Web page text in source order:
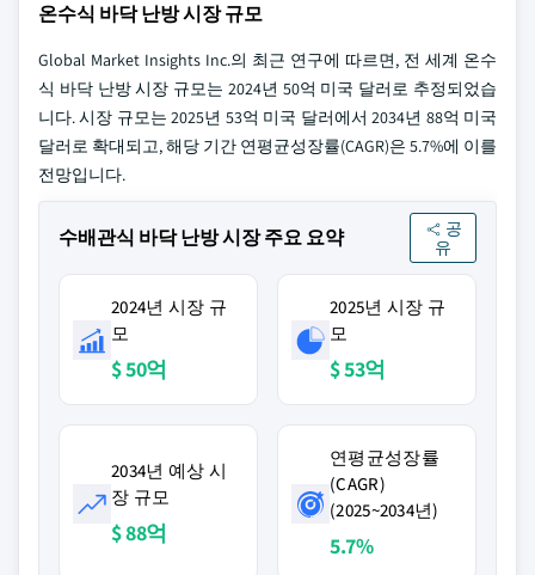
온수식 바닥 난방 시장 규모
Global Market Insights Inc.의 최근 연구에 따르면, 전 세계 온수
식 바닥 난방 시장 규모는 2024년 50억 미국 달러로 추정되었습
니다. 시장 규모는 2025년 53억 미국 달러에서 2034년 88억 미국
달러로 확대되고, 해당 기간 연평균성장률(CAGR)은 5.7%에 이를
전망입니다.
수배관식 바닥 난방 시장 주요 요약
공
유
2024년 시장 규
모
$ 50억
2025년 시장 규
모
$ 53억
2034년 예상 시
장 규모
$ 88억
연평균성장률
(CAGR)
(2025~2034년)
5.7%